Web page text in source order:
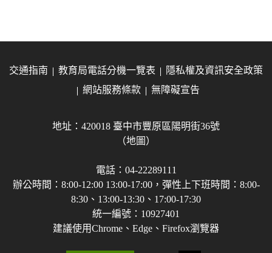
交通指南 教育局電話分機一覽表
隱私權及資訊安全政策
網站服務條款
無障礙宣告
地址：420018 臺中市豐原區陽明街36號
（地圖）
電話：04-22289111
辦公時間：8:00-12:00 13:00-17:00，彈性上下班時間：8:00-
8:30、13:00-13:30、17:00-17:30
統一編號：10927401
建議使用Chrome、Edge、Firefox瀏覽器